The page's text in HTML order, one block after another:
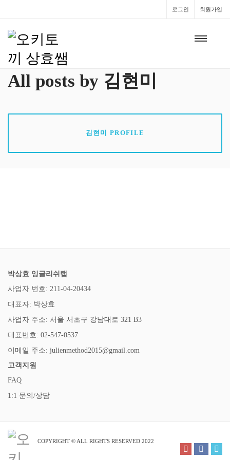
로그인 회원가입
All posts by 김현미
김현미 PROFILE
박상효 잉글리쉬랩
사업자 번호: 211-04-20434
대표자: 박상효
사업자 주소: 서울 서초구 강남대로 321 B3
대표번호: 02-547-0537
이메일 주소: julienmethod2015@gmail.com
고객지원
FAQ
1:1 문의/상담
COPYRIGHT © ALL RIGHTS RESERVED 2022